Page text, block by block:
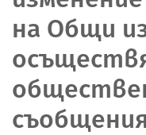
на Общи